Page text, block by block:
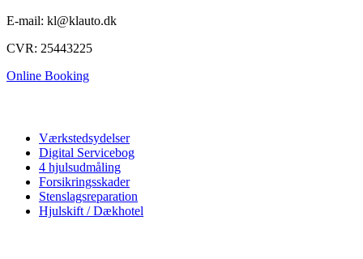
E-mail: kl@klauto.dk
CVR: 25443225
Online Booking
Værkstedsydelser
Digital Servicebog
4 hjulsudmåling
Forsikringsskader
Stenslagsreparation
Hjulskift / Dækhotel